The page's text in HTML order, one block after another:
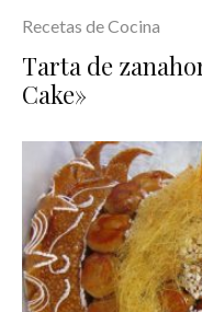
Recetas de Cocina
Tarta de
Cake»